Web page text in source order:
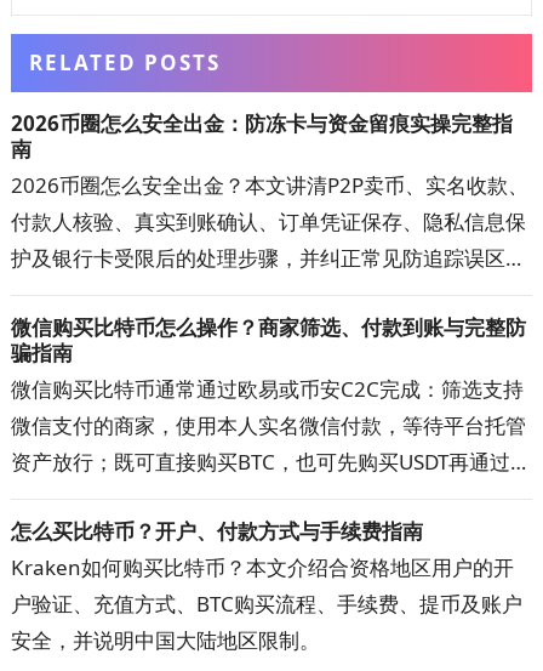
RELATED POSTS
2026币圈怎么安全出金：防冻卡与资金留痕实操完整指
南
2026币圈怎么安全出金？本文讲清P2P卖币、实名收款、
付款人核验、真实到账确认、订单凭证保存、隐私信息保
护及银行卡受限后的处理步骤，并纠正常见防追踪误区。
误收涉诈款和账户异常的概率，出现问题时也更容易提交
完整材料。
微信购买比特币怎么操作？商家筛选、付款到账与完整防
骗指南
微信购买比特币通常通过欧易或币安C2C完成：筛选支持
微信支付的商家，使用本人实名微信付款，等待平台托管
资产放行；既可直接购买BTC，也可先购买USDT再通过
选区、商家筛选、扫码或好友转账、手续费、到账时间和
订单申诉。操作前先看防骗清单，避免付错款、超时取消
和平台外交易。
怎么买比特币？开户、付款方式与手续费指南
Kraken如何购买比特币？本文介绍合资格地区用户的开
户验证、充值方式、BTC购买流程、手续费、提币及账户
安全，并说明中国大陆地区限制。